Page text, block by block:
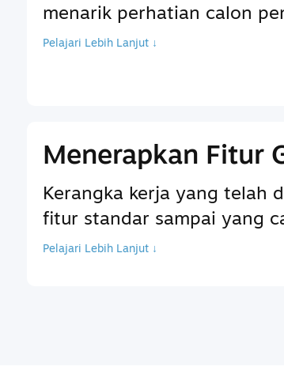
menarik perhatian calon
Pelajari Lebih Lanjut ↓
Menerapkan Fitur
Kerangka kerja yang telah
fitur standar sampai yang
Pelajari Lebih Lanjut ↓